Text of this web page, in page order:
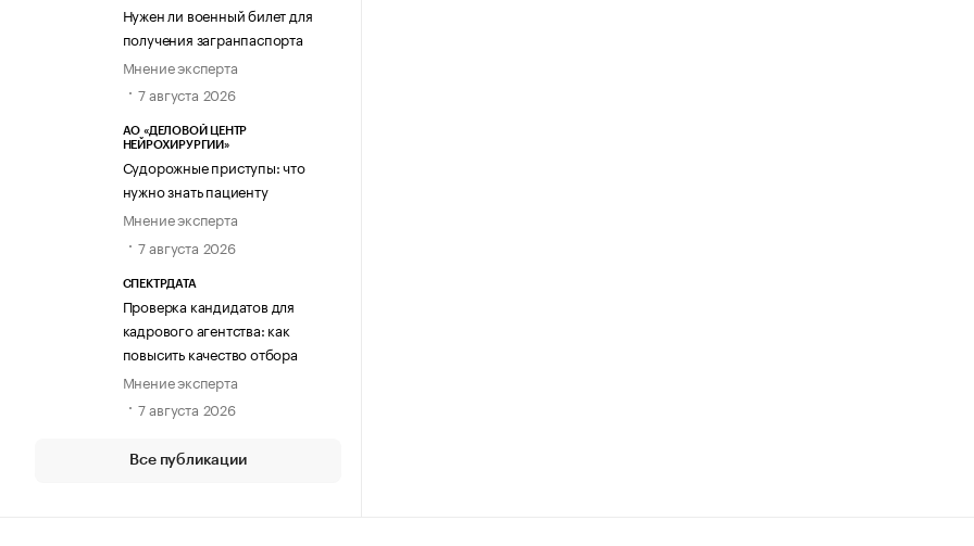
Нужен ли военный билет для
получения загранпаспорта
Мнение эксперта
7 августа 2026
АО «ДЕЛОВОЙ ЦЕНТР
НЕЙРОХИРУРГИИ»
Судорожные приступы: что
нужно знать пациенту
Мнение эксперта
7 августа 2026
СПЕКТРДАТА
Проверка кандидатов для
кадрового агентства: как
повысить качество отбора
Мнение эксперта
7 августа 2026
Все публикации